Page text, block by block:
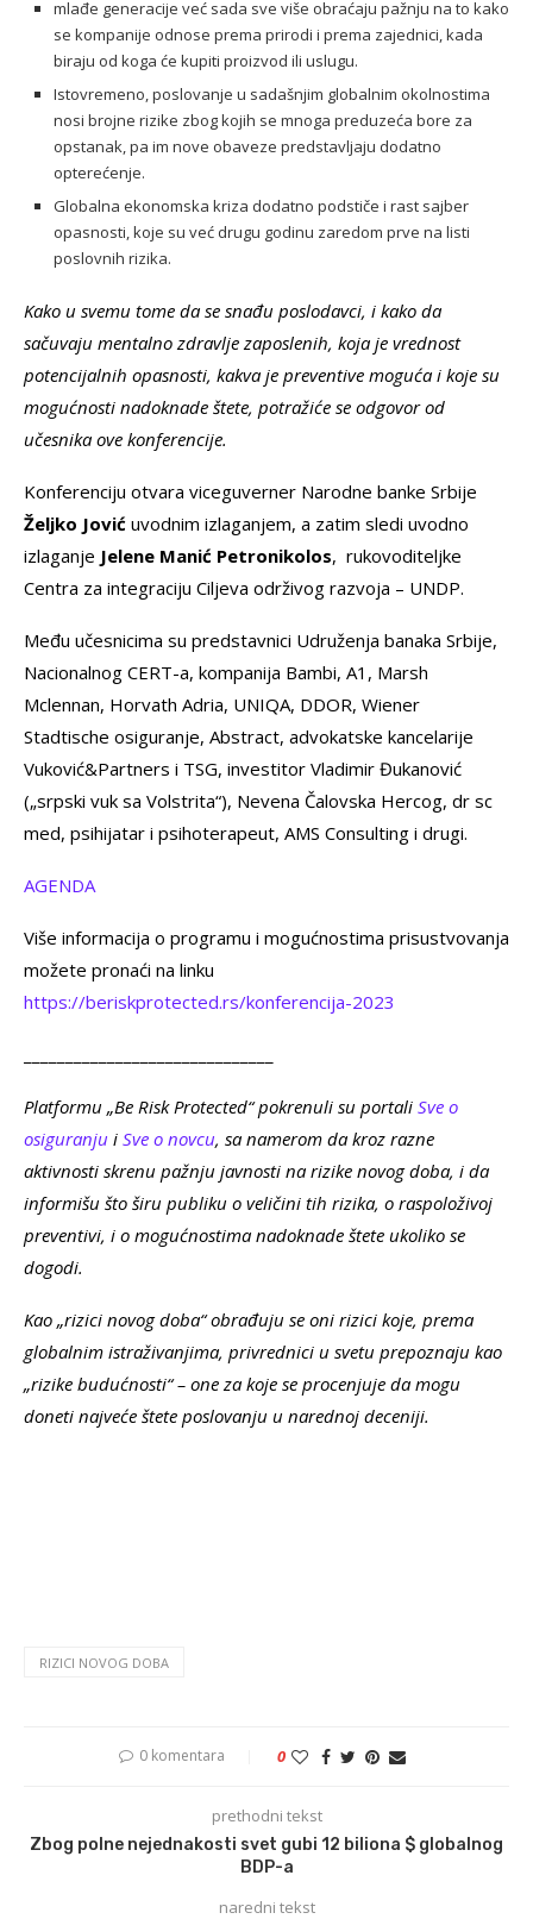
mlađe generacije već sada sve više obraćaju pažnju na to kako
se kompanije odnose prema prirodi i prema zajednici, kada
biraju od koga će kupiti proizvod ili uslugu.
Istovremeno, poslovanje u sadašnjim globalnim okolnostima
nosi brojne rizike zbog kojih se mnoga preduzeća bore za
opstanak, pa im nove obaveze predstavljaju dodatno
opterećenje.
Globalna ekonomska kriza dodatno podstiče i rast sajber
opasnosti, koje su već drugu godinu zaredom prve na listi
poslovnih rizika.
Kako u svemu tome da se snađu poslodavci, i kako da
sačuvaju mentalno zdravlje zaposlenih, koja je vrednost
potencijalnih opasnosti, kakva je preventive moguća i koje su
mogućnosti nadoknade štete, potražiće se odgovor od
učesnika ove konferencije.
Konferenciju otvara viceguverner Narodne banke Srbije
Željko Jović uvodnim izlaganjem, a zatim sledi uvodno
izlaganje Jelene Manić Petronikolos, rukovoditeljke
Centra za integraciju Ciljeva održivog razvoja – UNDP.
Među učesnicima su predstavnici Udruženja banaka Srbije,
Nacionalnog CERT-a, kompanija Bambi, A1, Marsh
Mclennan, Horvath Adria, UNIQA, DDOR, Wiener
Stadtische osiguranje, Abstract, advokatske kancelarije
Vuković&Partners i TSG, investitor Vladimir Đukanović
(„srpski vuk sa Volstrita“), Nevena Čalovska Hercog, dr sc
med, psihijatar i psihoterapeut, AMS Consulting i drugi.
AGENDA
Više informacija o programu i mogućnostima prisustvovanja
možete pronaći na linku
https://beriskprotected.rs/konferencija-2023
Platformu „Be Risk Protected“ pokrenuli su portali Sve o
osiguranju i Sve o novcu, sa namerom da kroz razne
aktivnosti skrenu pažnju javnosti na rizike novog doba, i da
informišu što širu publiku o veličini tih rizika, o raspoloživoj
preventivi, i o mogućnostima nadoknade štete ukoliko se
dogodi.
Kao „rizici novog doba“ obrađuju se oni rizici koje, prema
globalnim istraživanjima, privrednici u svetu prepoznaju kao
„rizike budućnosti“ – one za koje se procenjuje da mogu
doneti najveće štete poslovanju u narednoj deceniji.
RIZICI NOVOG DOBA
0 komentara 0
prethodni tekst
Zbog polne nejednakosti svet gubi 12 biliona $ globalnog
BDP-a
naredni tekst